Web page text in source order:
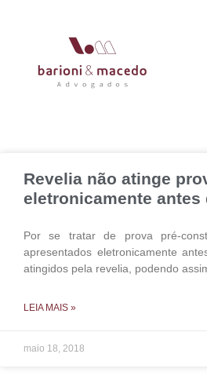
Revelia não atinge
eletronicamente antes
Por se tratar de prova pré-
apresentados eletronicamente
atingidos pela revelia, podendo
LEIA MAIS »
maio 18, 2018